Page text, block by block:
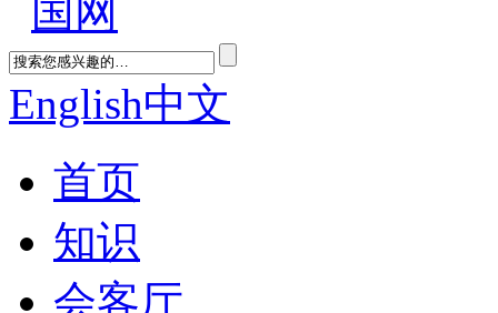
English中文
首页
知识
会客厅